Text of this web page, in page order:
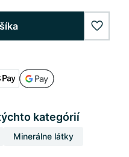
kategórií
Minerálne látky